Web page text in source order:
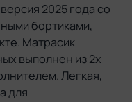
2025 года cо
бортиками,
Матрасик
выполнен из 2х
Легкая,
для